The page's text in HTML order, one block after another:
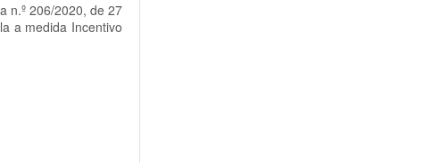
n.º 206/2020, de 27
a medida Incentivo